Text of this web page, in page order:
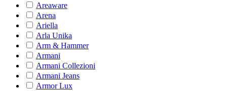
Areaware
Arena
Ariella
Arla Unika
Arm & Hammer
Armani
Armani Collezioni
Armani Jeans
Armor Lux